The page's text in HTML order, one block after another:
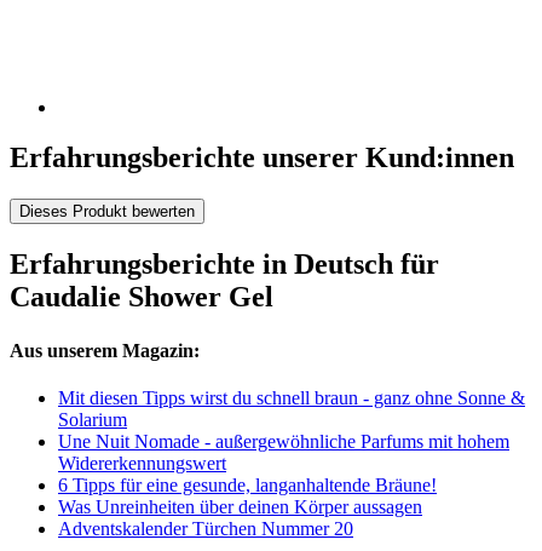
Erfahrungsberichte unserer Kund:innen
Dieses Produkt bewerten
Erfahrungsberichte in Deutsch für
Caudalie Shower Gel
Aus unserem Magazin:
Mit diesen Tipps wirst du schnell braun - ganz ohne Sonne &
Solarium
Une Nuit Nomade - außergewöhnliche Parfums mit hohem
Widererkennungswert
6 Tipps für eine gesunde, langanhaltende Bräune!
Was Unreinheiten über deinen Körper aussagen
Adventskalender Türchen Nummer 20